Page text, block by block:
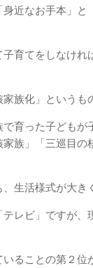
近なお手本」と
育てをしなけれ
族化」というも
育った子どもが
族」「三巡目の
生活様式が大き
レビ」ですが、
ることの第２位